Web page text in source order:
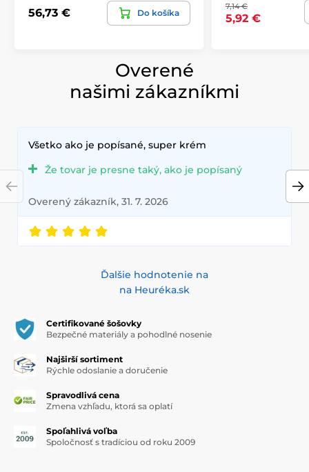
56,73 € Do košíka
7,14 €
5,92 €
Overené
našimi zákazníkmi
Všetko ako je popísané, super krém
Že tovar je presne taký, ako je popísaný
Overený zákazník, 31. 7. 2026
Ďalšie hodnotenie na
na Heuréka.sk
Certifikované šošovky
Bezpečné materiály a pohodlné nosenie
Najširší sortiment
Rýchle odoslanie a doručenie
Spravodlivá cena
Zmena vzhľadu, ktorá sa oplatí
Spoľahlivá voľba
Spoločnosť s tradíciou od roku 2009